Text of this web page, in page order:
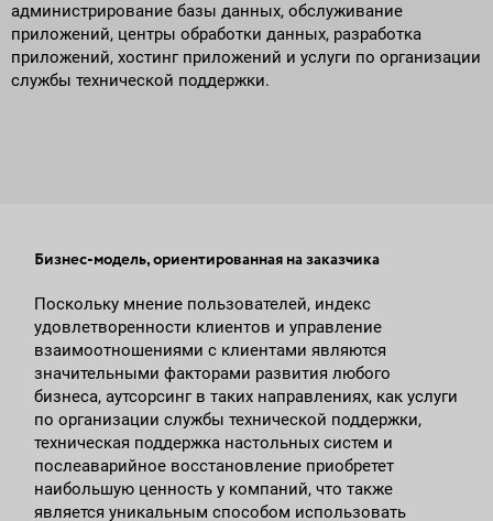
администрирование базы данных, обслуживание
приложений, центры обработки данных, разработка
приложений, хостинг приложений и услуги по организации
службы технической поддержки.
Бизнес-модель, ориентированная на заказчика
Поскольку мнение пользователей, индекс
удовлетворенности клиентов и управление
взаимоотношениями с клиентами являются
значительными факторами развития любого
бизнеса, аутсорсинг в таких направлениях, как услуги
по организации службы технической поддержки,
техническая поддержка настольных систем и
послеаварийное восстановление приобретет
наибольшую ценность у компаний, что также
является уникальным способом использовать